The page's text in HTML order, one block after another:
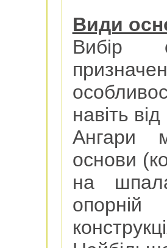
Види
Вибір
навіть
Ангари
основи
на